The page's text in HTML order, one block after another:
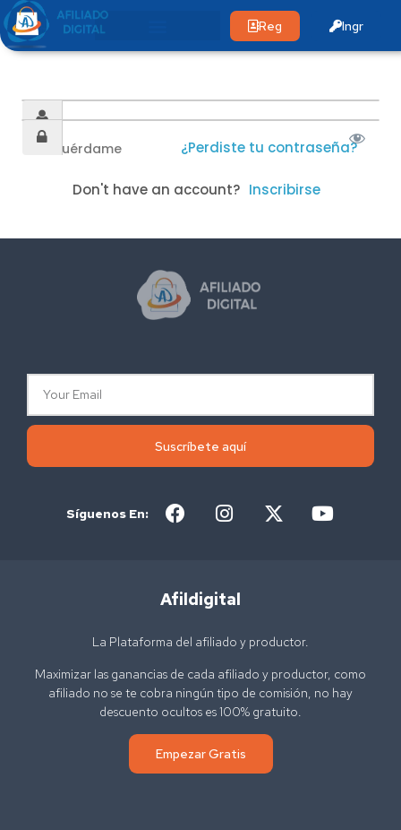
Reg Ingr
Recuérdame ¿Perdiste tu contraseña?
Don't have an account? Inscribirse
Suscríbete aquí
Síguenos En:
Afildigital
La Plataforma del afiliado y productor.
Maximizar las ganancias de cada afiliado y productor, como
afiliado no se te cobra ningún tipo de comisión, no hay
descuento ocultos es 100% gratuito.
Empezar Gratis